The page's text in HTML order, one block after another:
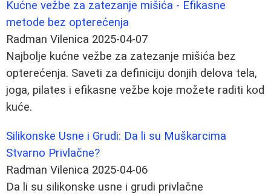
Kućne vežbe za zatezanje mišića - Efikasne
metode bez opterećenja
Radman Vilenica 2025-04-07
Najbolje kućne vežbe za zatezanje mišića bez
opterećenja. Saveti za definiciju donjih delova tela,
joga, pilates i efikasne vežbe koje možete raditi kod
kuće.
Silikonske Usne i Grudi: Da li su Muškarcima
Stvarno Privlačne?
Radman Vilenica 2025-04-06
Da li su silikonske usne i grudi privlačne